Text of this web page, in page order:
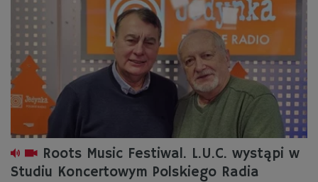
Roots Music Festiwal. L.U.C. wystąpi w
Studiu Koncertowym Polskiego Radia